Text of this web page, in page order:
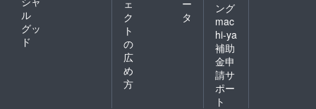
ル
グッ
ド
ェ
ク
ト
の
広
め
方
ー
タ
ング
mac
hi-ya
補助
金申
請サ
ポー
ト